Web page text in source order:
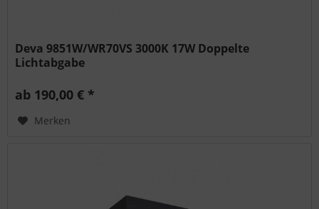
Deva 9851W/WR70VS 3000K 17W Doppelte
Lichtabgabe
ab 190,00 € *
Merken